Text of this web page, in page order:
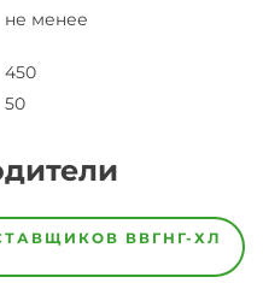
не менее
450
50
ВВГНГ-ХЛ